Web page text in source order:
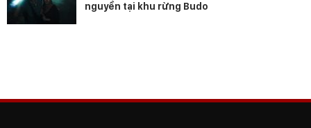
nguyền tại khu rừng Budo